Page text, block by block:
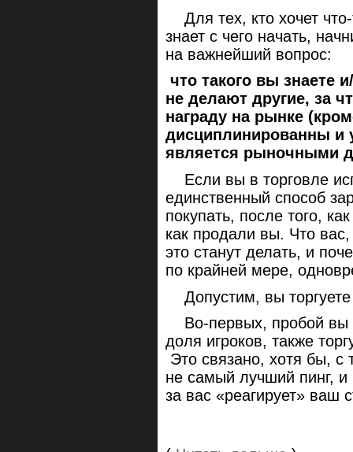
Для тех, кто хочет
знает с чего начать,
на важнейший вопрос:
что такого вы знаете
не делают другие, за
награду на рынке
дисциплинированны и
является рыночными
Если вы в торговле
единственный способ
покупать, после того,
как продали вы. Что
это станут делать, и
по крайней мере,
Допустим, вы
Во-первых, пробой вы
доля игроков, также
Это связано, хотя бы,
не самый лучший пинг,
за вас «реагирует» ваш